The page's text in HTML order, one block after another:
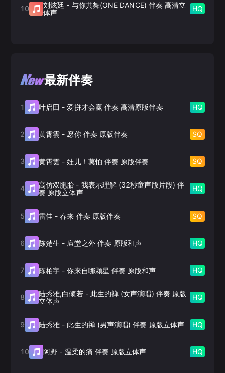
10 刘炫廷 - 与你共舞(ONE DANCE) 伴奏 高清立
体声
HQ
最新伴奏
1 叶启田 -爱拼才会赢 伴奏 高清原版伴奏 HQ
2 黄霄雲 - 愿你 伴奏 原版伴奏 SQ
3 黄霄雲 -娃儿！莫怕 伴奏 原版伴奏 SQ
4 高仿双胞胎 - 我表示理解 (32秒童声版片段) 伴
奏 原版立体声
HQ
5 雷佳 -春来 伴奏 原版伴奏 SQ
6 陈楚生 - 庙堂之外 伴奏 原版和声 HQ
7 陈柏宇 -你来自哪颗星 伴奏 原版和声 HQ
8 陆秀雅,白倾若- 此生的禅 (女声演唱) 伴奏 原版
立体声
HQ
9 陆秀雅 - 此生的禅 (男声演唱) 伴奏 原版立体声 HQ
10 阿野 - 温柔的痛 伴奏 原版立体声 HQ